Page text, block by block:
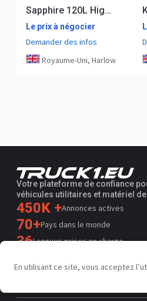
Sapphire 120L High shear mixing tank
Le prix à négocier
Demander des infos
Royaume-Uni, Harlow
Votre plateforme de confiance
véhicules utilitaires et matériel
450K +Annonces actives
70+Pays dans le monde
36Langues prises en charge
4.7/5
Trustpilot
En utilisant ce site, vous acceptez